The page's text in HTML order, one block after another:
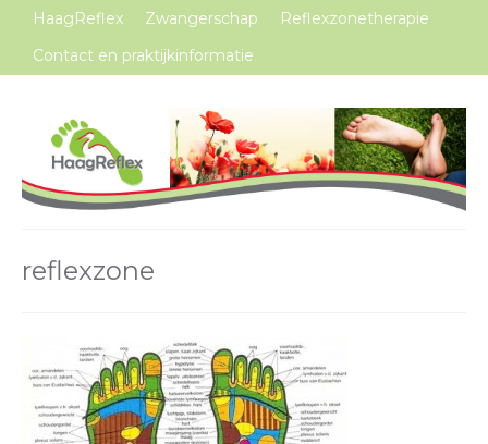
HaagReflex Zwangerschap
Reflexzonetherapie
Contact en praktijkinformatie
reflexzone